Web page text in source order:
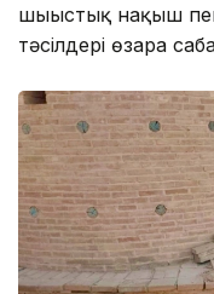
шығыстық нақыш пен
тәсілдері өзара